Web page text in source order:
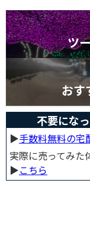
ツ
おす
不要にな
▶︎手数料無料の宅
実際に売ってみた
▶︎こちら